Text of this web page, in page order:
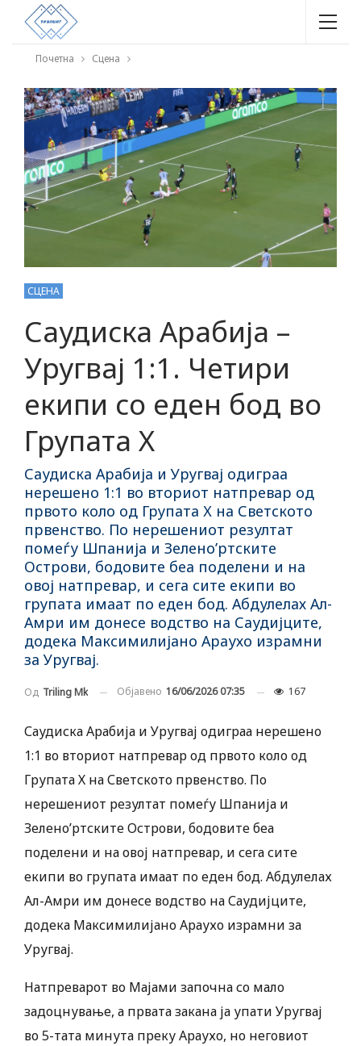
Почетна Сцена
СЦЕНА
Саудиска Арабија –
Уругвај 1:1. Четири
екипи со еден бод во
Групата Х
Саудиска Арабија и Уругвај одиграа
нерешено 1:1 во вториот натпревар од
првото коло од Групата Х на Светското
првенство. По нерешениот резултат
помеѓу Шпанија и Зелено’ртските
Острови, бодовите беа поделени и на
овој натпревар, и сега сите екипи во
групата имаат по еден бод. Абдулелах Ал-
Амри им донесе водство на Саудијците,
додека Максимилијано Араухо израмни
за Уругвај.
Од Triling Mk Објавено 16/06/2026 07:35 167
Саудиска Арабија и Уругвај одиграа нерешено
1:1 во вториот натпревар од првото коло од
Групата Х на Светското првенство. По
нерешениот резултат помеѓу Шпанија и
Зелено’ртските Острови, бодовите беа
поделени и на овој натпревар, и сега сите
екипи во групата имаат по еден бод. Абдулелах
Ал-Амри им донесе водство на Саудијците,
додека Максимилијано Араухо израмни за
Уругвај.
Натпреварот во Мајами започна со мало
задоцнување, а првата закана ја упати Уругвај
во 5-тата минута преку Араухо, но неговиот